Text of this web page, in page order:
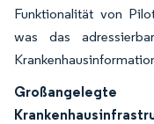
Funktionalität von
was das